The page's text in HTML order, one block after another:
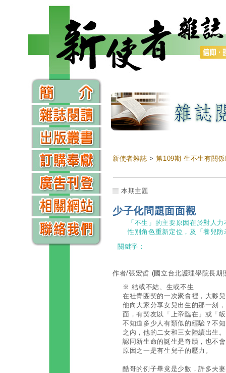
新使者雜誌 >第109期 生不生有關
本期主題
少子化問題面面觀
「不生」的主要原因在於對人
性別角色重新定位，及「養兒
關鍵字：
作者/張宏哲 (國立台北護理學院長期
※ 結或不結、生或不生
在社青團契的一次聚會裡，大夥
他向大家分享女兒出生的那一刻
面，有契友以「上帝臨在」或「
不知道多少人有類似的經驗？不
之內，他的二女和三女陸續出生
認同新生命的誕生是奇蹟，也不
原因之一是有生兒子的壓力。
酷哥的例子畢竟是少數，許多夫